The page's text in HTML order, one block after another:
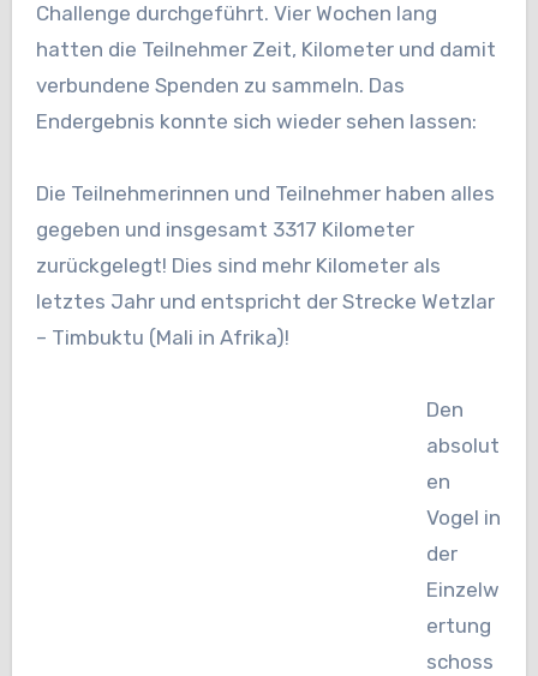
Challenge durchgeführt. Vier Wochen lang
hatten die Teilnehmer Zeit, Kilometer und damit
verbundene Spenden zu sammeln. Das
Endergebnis konnte sich wieder sehen lassen:
Die Teilnehmerinnen und Teilnehmer haben alles
gegeben und insgesamt 3317 Kilometer
zurückgelegt! Dies sind mehr Kilometer als
letztes Jahr und entspricht der Strecke Wetzlar
– Timbuktu (Mali in Afrika)!
Den
absolut
en
Vogel in
der
Einzelw
ertung
schoss